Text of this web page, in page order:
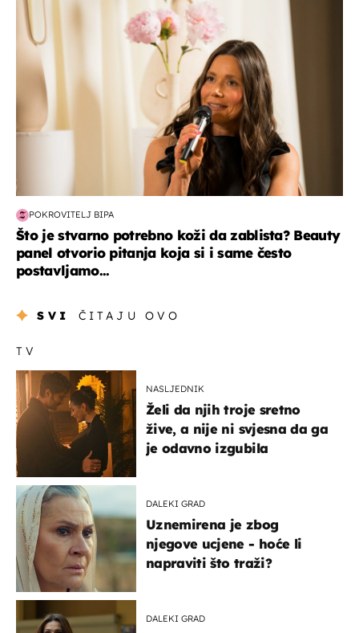
POKROVITELJ BIPA
Što je stvarno potrebno koži da zablista? Beauty
panel otvorio pitanja koja si i same često
postavljamo...
SVI ČITAJU OVO
TV
NASLJEDNIK
Želi da njih troje sretno
žive, a nije ni svjesna da ga
je odavno izgubila
DALEKI GRAD
Uznemirena je zbog
njegove ucjene - hoće li
napraviti što traži?
DALEKI GRAD